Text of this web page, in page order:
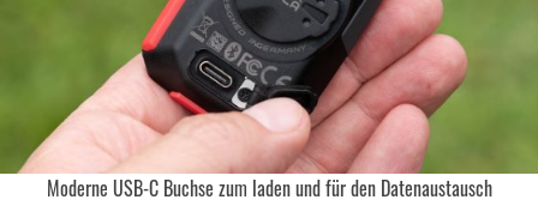
Moderne USB-C Buchse zum laden und für den Datenaustausch